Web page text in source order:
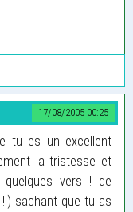
17/08/2005 00:25
tu es un excellent
la tristesse et
quelques vers ! de
sachant que tu as